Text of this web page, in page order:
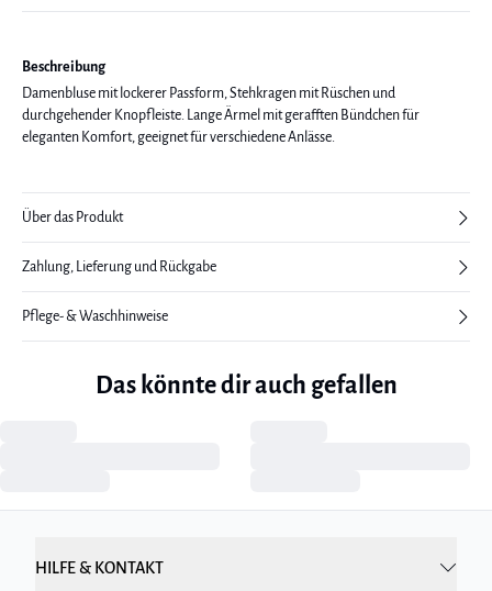
Beschreibung
Damenbluse mit lockerer Passform, Stehkragen mit Rüschen und
durchgehender Knopfleiste. Lange Ärmel mit gerafften Bündchen für
eleganten Komfort, geeignet für verschiedene Anlässe.
Über das Produkt
Zahlung, Lieferung und Rückgabe
Pflege- & Waschhinweise
Das könnte dir auch gefallen
HILFE & KONTAKT